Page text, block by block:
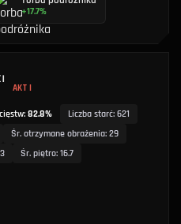
+17.7%
AKT I
: 82.8% Liczba starć: 621
Śr. otrzymane obrażenia: 29
Śr. piętro: 16.7